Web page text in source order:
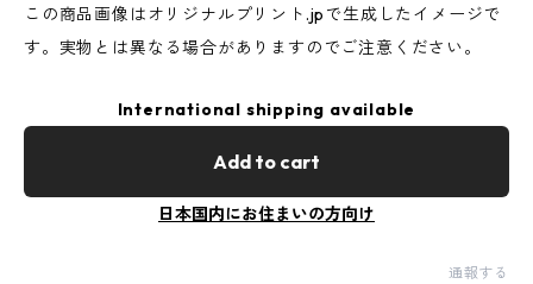
この商品画像はオリジナルプリント.jpで生成したイメージで
す。実物とは異なる場合がありますのでご注意ください。
International shipping available
Add to cart
日本国内にお住まいの方向け
通報する